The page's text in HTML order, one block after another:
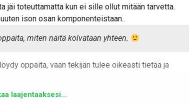
jäi toteuttamatta kun ei sille ollut mitään tarvetta.
ison osan komponenteistaan..
miten näitä kolvataan yhteen.
oppaita, vaan tekijän tulee oikeasti tietää ja
laajentaaksesi...